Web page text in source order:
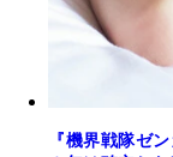
『機界戦隊ゼ